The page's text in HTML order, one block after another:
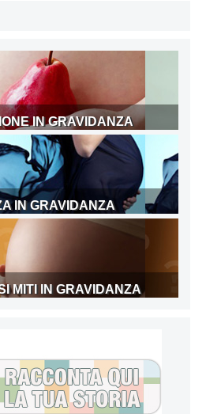
IN GRAVIDANZA
IN GRAVIDANZA
MITI IN GRAVIDANZA